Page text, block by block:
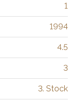
1
1994
4.5
3
3. Stock